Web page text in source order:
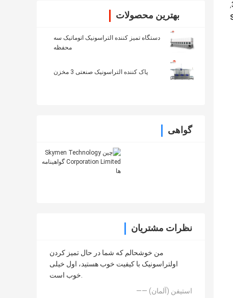
بهترین محصولات
دستگاه تمیز کننده التراسونیک اتوماتیک سه
محفظه
پاک کننده التراسونیک صنعتی 3 مخزن
گواهی
نظرات مشتریان
من خوشحالم که شما در حال تمیز کردن
اولتراسونیک با کیفیت خوب هستید، اول خیلی
خوب است.
—— استیفن (آلمان)
,